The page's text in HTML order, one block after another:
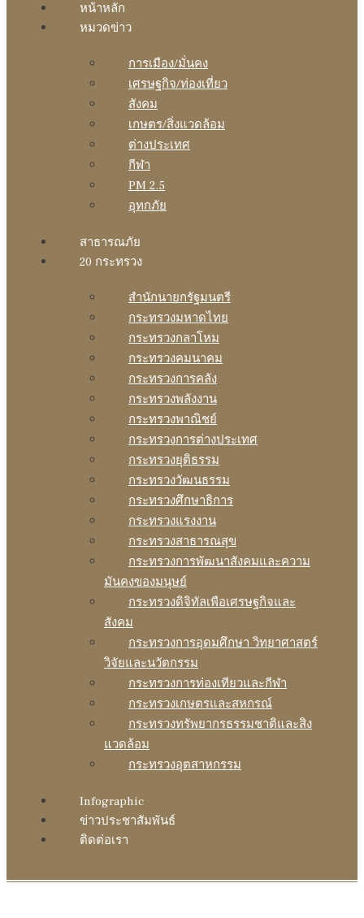
หน้าหลัก
หมวดข่าว
การเมือง/มั่นคง
เศรษฐกิจ/ท่องเที่ยว
สังคม
เกษตร/สิ่งแวดล้อม
ต่างประเทศ
กีฬา
PM 2.5
อุทกภัย
สาธารณภัย
20 กระทรวง
สํานักนายกรัฐมนตรี
กระทรวงมหาดไทย
กระทรวงกลาโหม
กระทรวงคมนาคม
กระทรวงการคลัง
กระทรวงพลังงาน
กระทรวงพาณิชย์
กระทรวงการต่างประเทศ
กระทรวงยุติธรรม
กระทรวงวัฒนธรรม
กระทรวงศึกษาธิการ
กระทรวงแรงงาน
กระทรวงสาธารณสุข
กระทรวงการพัฒนาสังคมและความ
มันคงของมนุษย์
กระทรวงดิจิทัลเพือเศรษฐกิจและ
สังคม
กระทรวงการอุดมศึกษา วิทยาศาสตร์
วิจัยและนวัตกรรม
กระทรวงการท่องเทียวและกีฬา
กระทรวงเกษตรและสหกรณ์
กระทรวงทรัพยากรธรรมชาติและสิง
แวดล้อม
กระทรวงอุตสาหกรรม
Infographic
ข่าวประชาสัมพันธ์
ติดต่อเรา